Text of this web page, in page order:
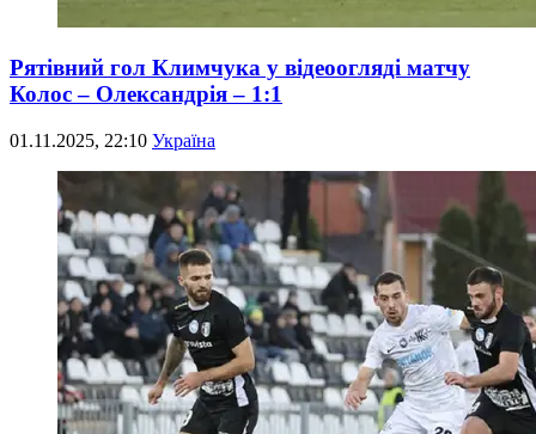
Рятівний гол Климчука у відеоогляді матчу
Колос – Олександрія – 1:1
01.11.2025, 22:10 Україна